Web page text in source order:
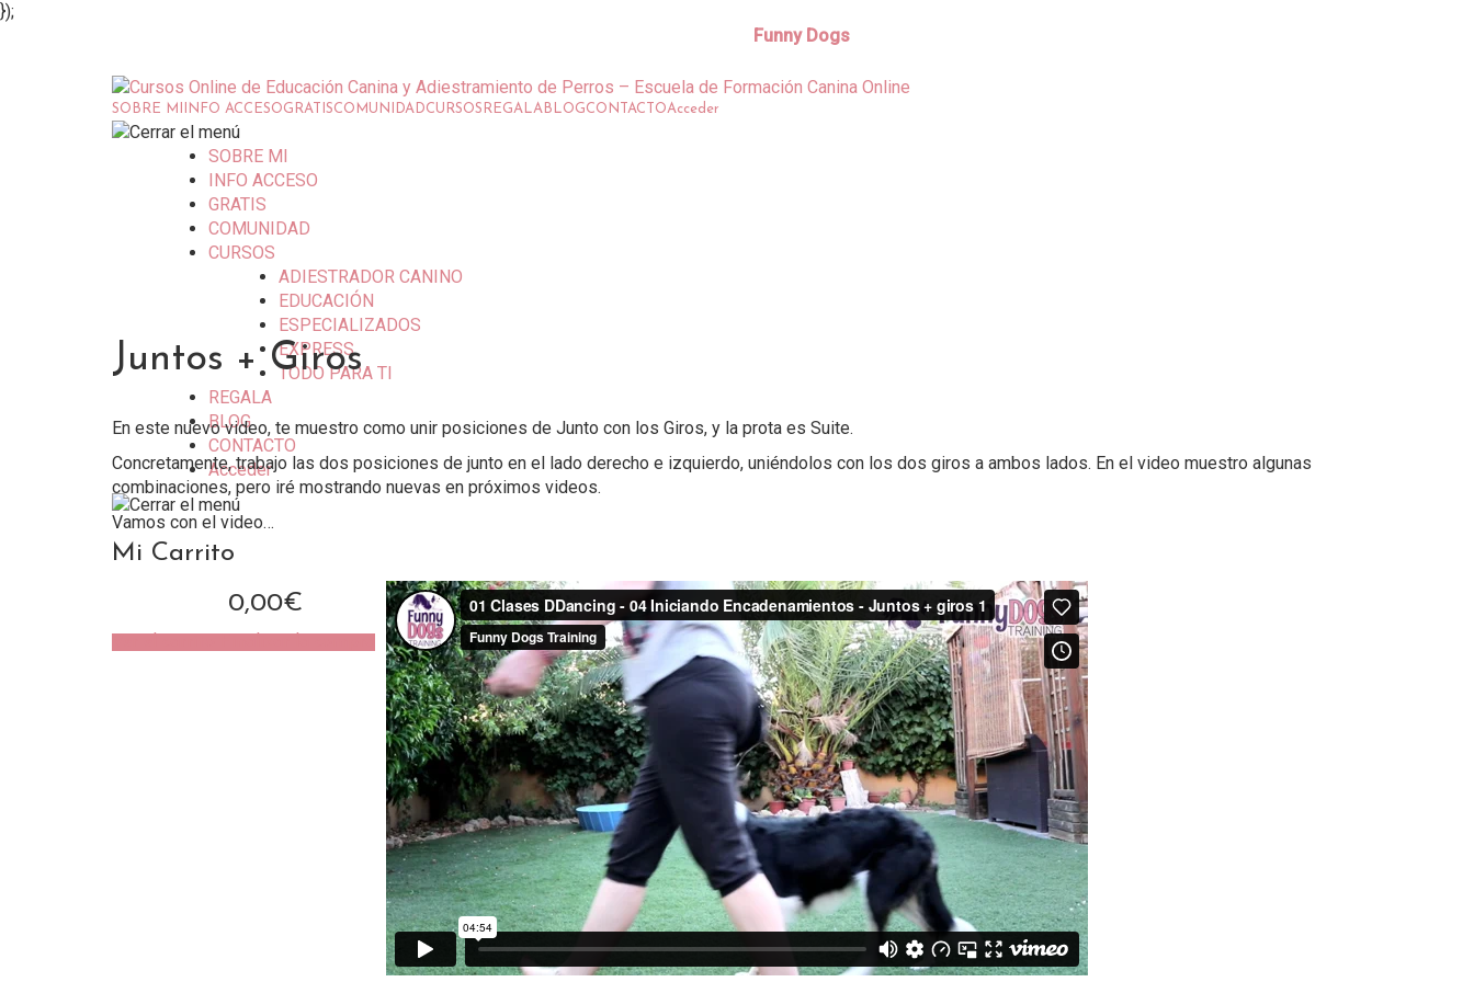
});
Funny Dogs
SOBRE MI INFO ACCESOGRATISCOMUNIDADCURSOS REGALA BLOGCONTACTOAcceder
SOBRE MI
INFO ACCESO
GRATIS
COMUNIDAD
CURSOS
ADIESTRADOR CANINO
EDUCACIÓN
ESPECIALIZADOS
EXPRESS
TODO PARA TI
REGALA
BLOG
CONTACTO
Acceder
Mi Carrito
0,00€
Juntos + Giros
En este nuevo video, te muestro como unir posiciones de Junto con los Giros, y la prota es Suite.
Concretamente, trabajo las dos posiciones de junto en el lado derecho e izquierdo, uniéndolos con los dos giros a ambos lados. En el video muestro algunas
combinaciones, pero iré mostrando nuevas en próximos videos.
Vamos con el video…